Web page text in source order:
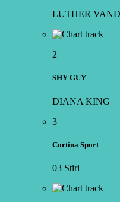
LUTHER
2
SHY GUY
DIANA KING
3
Cortina Sport
03 Stiri